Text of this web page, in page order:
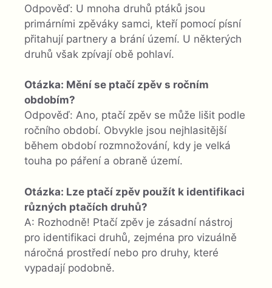
Odpověď: U mnoha druhů ptáků jsou
primárními zpěváky samci, kteří pomocí písní
přitahují partnery a brání území. U některých
druhů však zpívají obě pohlaví.
Otázka: Mění se ptačí zpěv s ročním
obdobím?
Odpověď: Ano, ptačí zpěv se může lišit podle
ročního období. Obvykle jsou nejhlasitější
během období rozmnožování, kdy je velká
touha po páření a obraně území.
Otázka: Lze ptačí zpěv použít k identifikaci
různých ptačích druhů?
A: Rozhodně! Ptačí zpěv je zásadní nástroj
pro identifikaci druhů, zejména pro vizuálně
náročná prostředí nebo pro druhy, které
vypadají podobně.